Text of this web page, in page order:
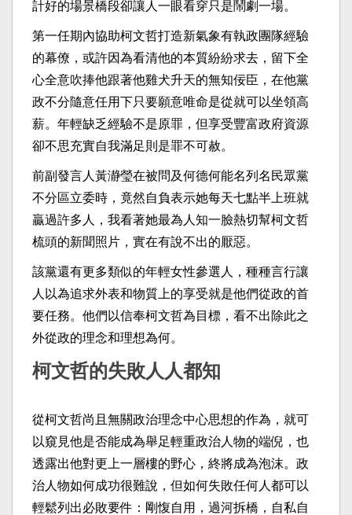
計好的場景橋段卻讓人一眼看穿只是鬧劇一場。
第一任期內協助柯文哲打造新氣象有執政團隊經驗
的幕僚，或許因為看清他的本質紛紛求去，留下全
心全意吹捧他跟著他雞犬升天的無知佞臣，在他黨
政不分隨意任用下只要願意唯命是從就可以坐領高
薪。年輕缺乏經驗不是原罪，但享受豐富政府資源
卻不思充實自我滿足則是罪不可赦。
前副發言人黃瀞瑩在被問及何德何能名列名民眾黨
不分區立委時，竟然自負表示她每天七點半上班就
贏過許多人，我看著她最為人知一臉熱切幫柯文哲
梳頭的新聞照片，實在有說不出的厭惡。
該黨還有更多類似的年輕女性參選人，種種言行讓
人以為追求外表和物質上的享受就是他們從政的首
要任務。他們以信奉柯文哲為目標，看不出除此之
外從政的理念和理想為何。
柯文哲的失敗人人都知
從柯文哲尚且無關政治理念中心思想的作為，就可
以窺見他是否能成為舉足輕重政治人物的端倪，也
透露出他對更上一層樓的野心，終將成為泡沫。政
治人物如何成功很難說，但如何失敗任何人都可以
輕鬆列出必敗要件：剛愎自用，過河拆橋，自私自